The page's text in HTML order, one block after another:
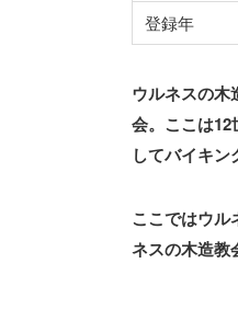
登録年
ウルネスの木
会。ここは
してバイキ
ここではウル
ネスの木造教